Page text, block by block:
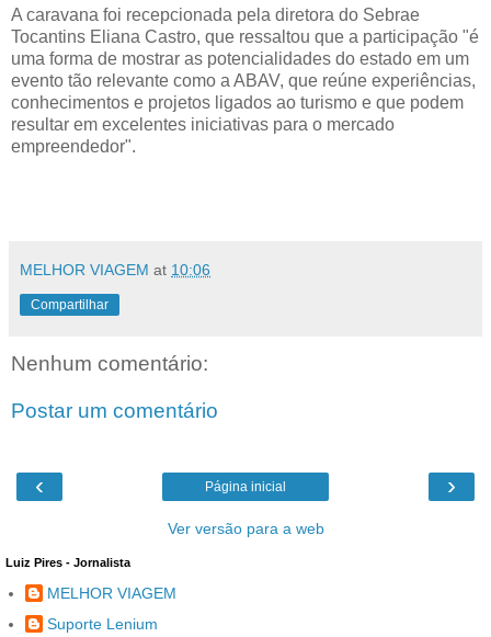
A caravana foi recepcionada pela diretora do Sebrae
Tocantins Eliana Castro, que ressaltou que a participação "é
uma forma de mostrar as potencialidades do estado em um
evento tão relevante como a ABAV, que reúne experiências,
conhecimentos e projetos ligados ao turismo e que podem
resultar em excelentes iniciativas para o mercado
empreendedor".
MELHOR VIAGEM at 10:06
Compartilhar
Nenhum comentário:
Postar um comentário
‹ ›
Página inicial
Ver versão para a web
Luiz Pires - Jornalista
MELHOR VIAGEM
Suporte Lenium